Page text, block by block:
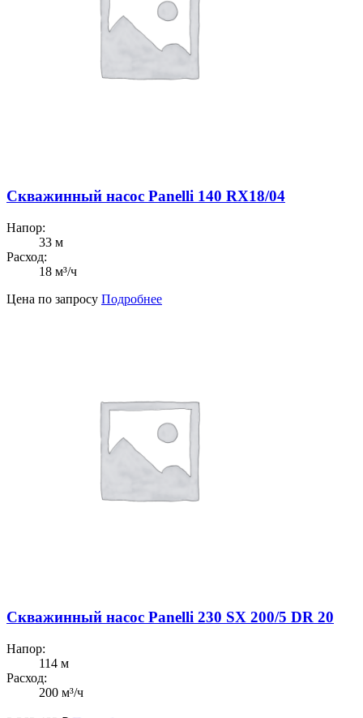
Скважинный насос Panelli 140 RX18/04
Напор:
33 м
Расход:
18 м³/ч
Цена по запросу Подробнее
Скважинный насос Panelli 230 SX 200/5 DR 20
Напор:
114 м
Расход:
200 м³/ч